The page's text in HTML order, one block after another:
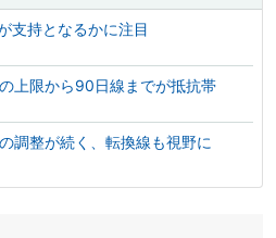
支持となるかに注目
上限から90日線までが抵抗帯
調整が続く、転換線も視野に